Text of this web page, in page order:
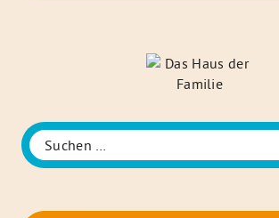
Familie
Suche
Suchen
nach: